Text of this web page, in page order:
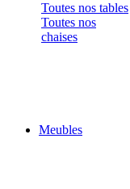
Toutes nos tables
Toutes nos
chaises
Meubles